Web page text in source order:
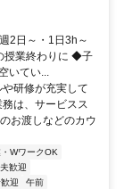
JR武蔵野線 東
2日～・1日3h～
授業終わりに ◆子
いてい...
研修が充実して
は、サービスス
お渡しなどのカウ
WワークOK
歓迎
迎 午前